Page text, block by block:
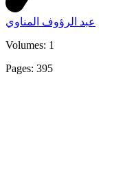
عبد الرؤوف المناوي
Volumes: 1
Pages: 395